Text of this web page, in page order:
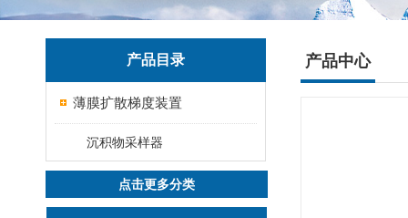
产品目录
薄膜扩散梯度装置
沉积物采样器
点击更多分类
产品中心